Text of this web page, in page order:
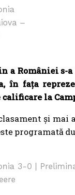
–
României s-a
în fața
la
și mai
programată
3-0 |